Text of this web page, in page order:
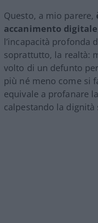
Questo, a mio parere,
accanimento digitale
l’incapacità profonda
soprattutto, la realtà:
volto di un defunto
più né meno come si
equivale a profanare
calpestando la dignità